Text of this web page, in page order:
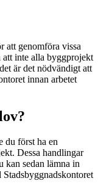
att genomföra vissa
inte alla byggprojekt
är det nödvändigt att
innan arbetet
du först ha en
Dessa handlingar
kan sedan lämna in